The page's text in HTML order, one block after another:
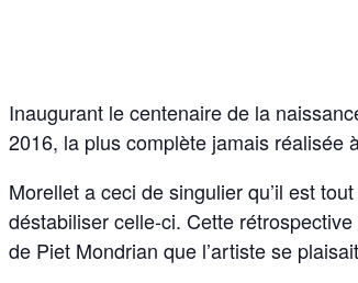
Inaugurant le centenaire de la
2016, la plus complète jamais réalisée
Morellet a ceci de singulier qu’il est
déstabiliser celle-ci. Cette
de Piet Mondrian que l’artiste se